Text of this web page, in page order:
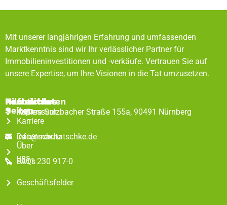
Mit unserer langjährigen Erfahrung und umfassenden
Marktkenntnis sind wir Ihr verlässlicher Partner für
Immobilieninvestitionen und -verkäufe. Vertrauen Sie auf
unsere Expertise, um Ihre Visionen in die Tat umzusetzen.
Rechtliches
Impressum
Datenschutz
FAQs
Hilfreiche
Seiten
Karriere
Über
uns
Geschäftsfelder
Kontaktdaten
Äußere Sulzbacher Straße 155a, 90491 Nürnberg
info@machatschke.de
0911 230 917-0